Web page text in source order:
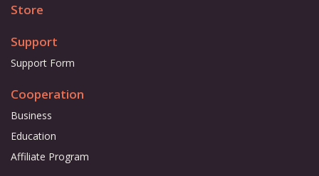
Store
Support
Support Form
Cooperation
Business
Education
Affiliate Program